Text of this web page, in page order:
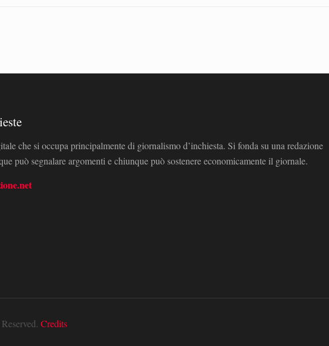
che si occupa principalmente di giornalismo d’inchiesta. Si fonda su una redazione
può segnalare argomenti e chiunque può sostenere economicamente il giornale.
Credits